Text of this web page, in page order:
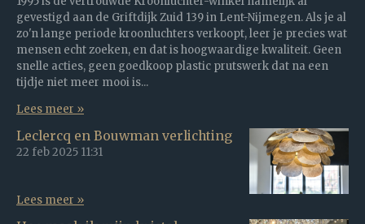
gevestigd aan de Griftdijk Zuid 139 in Lent-Nijmegen. Als je al
zo'n lange periode kroonluchters verkoopt, leer je precies wat
mensen echt zoeken, en dat is hoogwaardige kwaliteit. Geen
snelle acties, geen goedkoop plastic prutswerk dat na een
tijdje niet meer mooi is...
Lees meer »
Leclercq en Bouwman verlichting
22 feb 2025 11:31
Lees meer »